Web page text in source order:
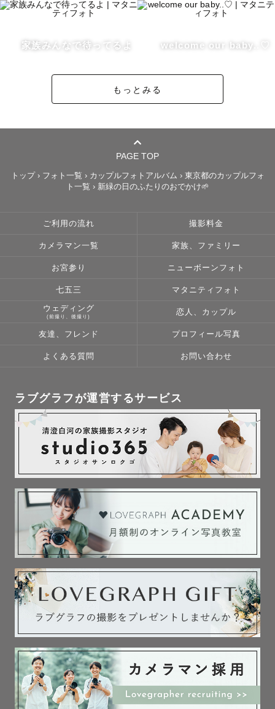
もともと旅行が好きでカメラを購入し、
カメラマンになりました。
撮影中楽しんでいただくことは
もちろんですが、私も皆様と一緒に
ゲストの方とお会いすることを
いつも楽しみにしております！
自分自身が撮影されることに対しては
だからこそそういった方のお気持ちを
撮影中は一緒に確認しながら、
お写真を撮影出来たらわたしも嬉しいです！
┈┈┈┈┈┈┈┈┈┈┈┈┈┈┈┈┈┈┈┈┈┈┈┈┈┈
📷 撮影について
▷ 事前打ち合わせ
より楽しく素敵な思い出となるよう
ご希望お聞かせください。
（もちろん相談しながら決めていきたい！
といったご希望も大歓迎です。）
・撮影時にしたいこと、やってみたいこと
・撮影したいと思ったきっかけや想い
・これまでのエピソード
・好きなもの、写真に一緒に写したいもの
…等お気持ちを伺えましたら嬉しいです。
ご希望の方はオンラインでの
お打ち合わせも可能です！
写真だけでなく
素敵な撮影時間を作れるよう努めますので、
家族みんなで待ってるよ welcome our baby..♡
もっとみる
PAGE TOP
トップ› フォト一覧 › カップルフォトアルバム › 東京都のカップルフォ
ト一覧 › 新緑の日のふたりのおでかけ🌱
ご利用の流れ 撮影料金
カメラマン一覧 家族、ファミリー
お宮参り ニューボーンフォト
七五三 マタニティフォト
ウェディング
(前撮り、後撮り)
恋人、カップル
友達、フレンド プロフィール写真
よくある質問 お問い合わせ
ラブグラフが運営するサービス